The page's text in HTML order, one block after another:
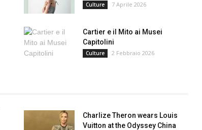
Culture 7 Aprile 2026
Cartier e il Mito ai Musei
Capitolini
Culture 2 Febbraio 2026
Charlize Theron wears Louis
Vuitton at the Odyssey China